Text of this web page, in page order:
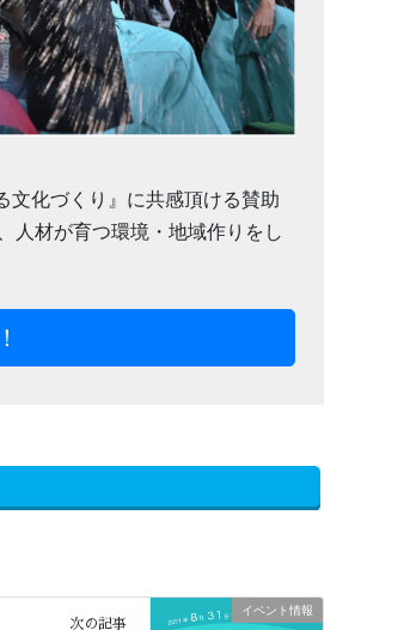
文化づくり』に共感頂ける賛助
人材が育つ環境・地域作りをし
イベント情報
次の記事